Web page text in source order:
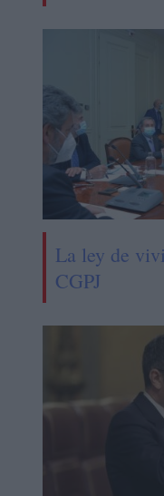
La ley de
CGPJ